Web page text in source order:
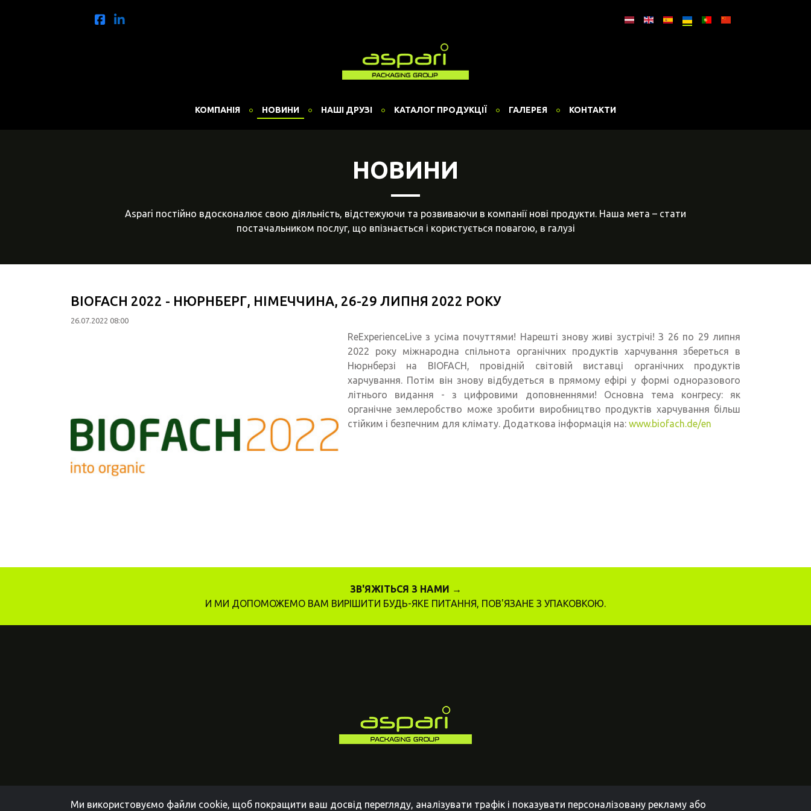
КОМПАНІЯ НОВИНИ НАШІ ДРУЗІ КАТАЛОГ ПРОДУКЦІЇ ГАЛЕРЕЯ КОНТАКТИ
НОВИНИ
Aspari постійно вдосконалює свою діяльність, відстежуючи та розвиваючи в компанії нові продукти. Наша мета – стати
постачальником послуг, що впізнається і користується повагою, в галузі
BIOFACH 2022 - НЮРНБЕРГ, НІМЕЧЧИНА, 26-29 ЛИПНЯ 2022 РОКУ
26.07.2022 08:00
ReExperienceLive з усіма почуттями! Нарешті знову живі зустрічі! З 26 по 29 липня
2022 року міжнародна спільнота органічних продуктів харчування збереться в
Нюрнберзі на BIOFACH, провідній світовій виставці органічних продуктів
харчування. Потім він знову відбудеться в прямому ефірі у формі одноразового
літнього видання - з цифровими доповненнями! Основна тема конгресу: як
органічне землеробство може зробити виробництво продуктів харчування більш
стійким і безпечним для клімату. Додаткова інформація на: www.biofach.de/en
ЗВ'ЯЖІТЬСЯ З НАМИ →
И МИ ДОПОМОЖЕМО ВАМ ВИРІШИТИ БУДЬ-ЯКЕ ПИТАННЯ, ПОВ'ЯЗАНЕ З УПАКОВКОЮ.
Ми використовуємо файли cookie, щоб покращити ваш досвід перегляду, аналізувати трафік і показувати персоналізовану рекламу або